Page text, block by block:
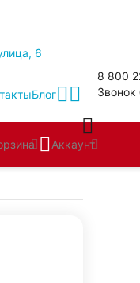
6
Блог
8 800
Звонок
Аккаунт